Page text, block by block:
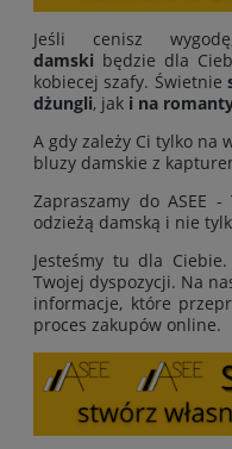
Jeśli cenisz
damski będzie dla
kobiecej szafy. Świetnie
dżungli, jak i na
A gdy zależy Ci tylko na
bluzy damskie z
Zapraszamy do ASEE
odzieżą damską i nie
Jesteśmy tu dla
Twojej dyspozycji. Na
informacje, które
proces zakupów online.